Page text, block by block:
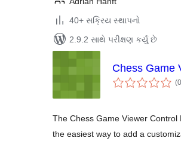
40+ સક્રિય સ્થાપનો
2.9.2 સાથે પરીક્ષણ કર્યું છે
Chess Game
(0
The Chess Game Viewer Control
the easiest way to add a